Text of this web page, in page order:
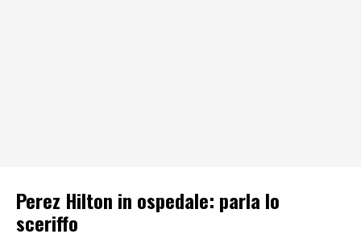
Perez Hilton in ospedale: parla lo
sceriffo